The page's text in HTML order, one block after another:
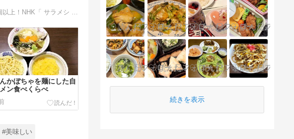
かぼちゃを麺にした自
ン食べくらべ
#美味しい
続きを表示